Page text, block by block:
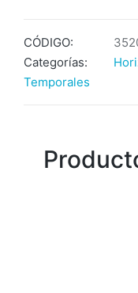
CÓDIGO:
Categorías:
Temporales